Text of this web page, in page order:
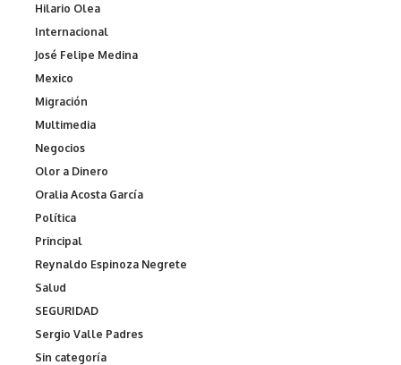
Hilario Olea
Internacional
José Felipe Medina
Mexico
Migración
Multimedia
Negocios
Olor a Dinero
Oralia Acosta García
Política
Principal
Reynaldo Espinoza Negrete
Salud
SEGURIDAD
Sergio Valle Padres
Sin categoría